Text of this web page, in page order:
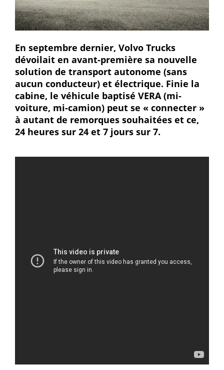
En septembre dernier, Volvo Trucks
dévoilait en avant-première sa nouvelle
solution de transport autonome (sans
aucun conducteur) et électrique. Finie la
cabine, le véhicule baptisé VERA (mi-
voiture, mi-camion) peut se « connecter »
à autant de remorques souhaitées et ce,
24 heures sur 24 et 7 jours sur 7.